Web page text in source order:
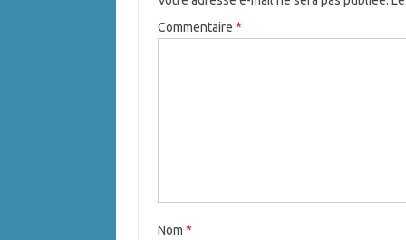
Commentaire *
Nom *